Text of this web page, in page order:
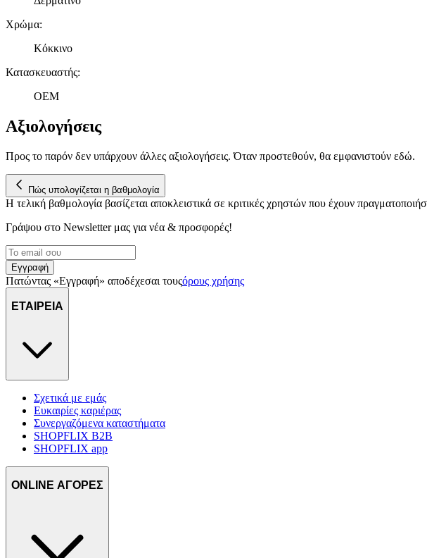
Χρώμα:
Κόκκινο
Κατασκευαστής:
OEM
Αξιολογήσεις
Προς το παρόν δεν υπάρχουν άλλες αξιολογήσεις. Όταν προστεθούν, θα εμφανιστούν εδώ.
Πώς υπολογίζεται η βαθμολογία
Η τελική βαθμολογία βασίζεται αποκλειστικά σε κριτικές χρηστών που έχουν
Γράψου στο Νewsletter μας για νέα & προσφορές!
Εγγραφή
Πατώντας «Εγγραφή» αποδέχεσαι τουςόρους χρήσης
ΕΤΑΙΡΕΙΑ
Σχετικά με εμάς
Ευκαιρίες καριέρας
Συνεργαζόμενα καταστήματα
SHOPFLIX B2B
SHOPFLIX app
ONLINE ΑΓΟΡΕΣ